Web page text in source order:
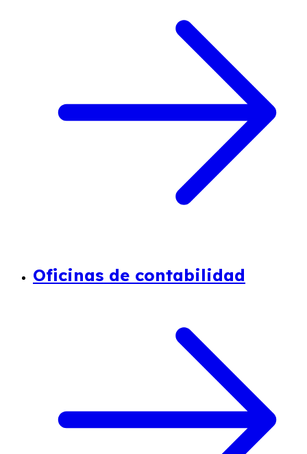
Oficinas de contabilidad